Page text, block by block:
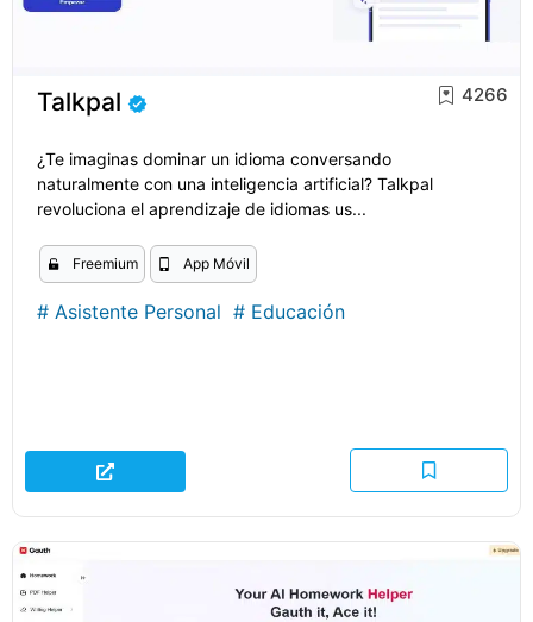
Talkpal 4266
¿Te imaginas dominar un idioma conversando
naturalmente con una inteligencia artificial? Talkpal
revoluciona el aprendizaje de idiomas us...
Freemium App Móvil
# Asistente Personal # Educación